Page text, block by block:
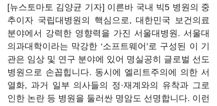
[뉴스토마토 김양균 기자] 이른바 국내 빅5 병원의 중
추이자 국립대병원의 핵심으로, 대한민국 보건의료
분야에서 강력한 영향력을 가진 서울대병원. 서울대
의과대학이라는 막강한 ‘소프트웨어’로 구성된 이 기
관은 임상 및 연구 분야에 있어 명실공히 글로벌 선도
병원으로 손꼽힙니다. 동시에 엘리트주의에 의한 서
열화, 과거 일부 의사들의 정·재계와의 유착과 그로
인한 논란 등 병원을 둘러싼 명암도 선명합니다. 이런